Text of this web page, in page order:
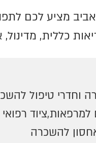
מציע לכם
כללית,
וחדרי טיפול
רפואי
להשכרה